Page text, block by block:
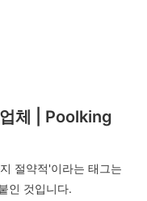
체 | Poolking
절약적'이라는 태그는
인 것입니다.